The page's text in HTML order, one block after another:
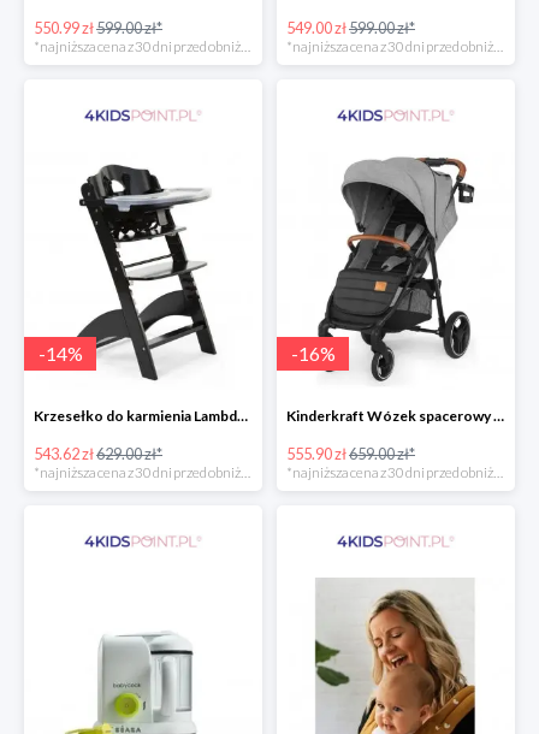
550.99 zł599.00 zł* 549.00 zł599.00 zł*
-14%
Krzesełko do karmienia Lambda 3 Black Childhome
543.62 zł629.00 zł*
*najniższa cena z 30 dni przed obniżką
-16%
Kinderkraft Wózek spacerowy Grande LX
555.90 zł659.00 zł*
*najniższa cena z 30 dni przed obniżką